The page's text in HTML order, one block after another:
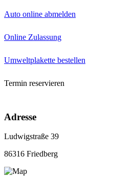
Auto online abmelden
Online Zulassung
Umweltplakette bestellen
Termin reservieren
Adresse
Ludwigstraße 39
86316 Friedberg